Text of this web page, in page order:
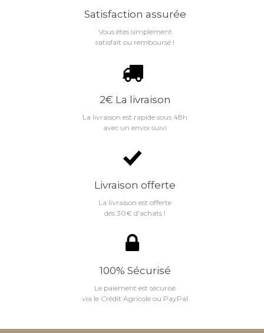
Satisfaction assurée
Vous êtes simplement
satisfait ou remboursé !
2€ La livraison
La livraison est rapide sous 48h
avec un envoi suivi
Livraison offerte
La livraison est offerte
dés 30€ d'achats !
100% Sécurisé
Le paiement est sécurisé
via le Crédit Agricole ou PayPal